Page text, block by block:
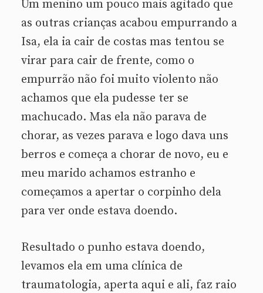
Um menino um pouco mais agitado que
as outras crianças acabou empurrando a
Isa, ela ia cair de costas mas tentou se
virar para cair de frente, como o
empurrão não foi muito violento não
achamos que ela pudesse ter se
machucado. Mas ela não parava de
chorar, as vezes parava e logo dava uns
berros e começa a chorar de novo, eu e
meu marido achamos estranho e
começamos a apertar o corpinho dela
para ver onde estava doendo.
Resultado o punho estava doendo,
levamos ela em uma clínica de
traumatologia, aperta aqui e ali, faz raio